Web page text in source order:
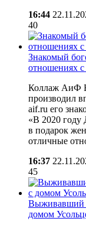
16:44
40
Знакомый
отношениях
Коллаж АиФ
производил
aif.ru его
«В 2020 году
в подарок
отличные
16:37
45
Выживавший
домом